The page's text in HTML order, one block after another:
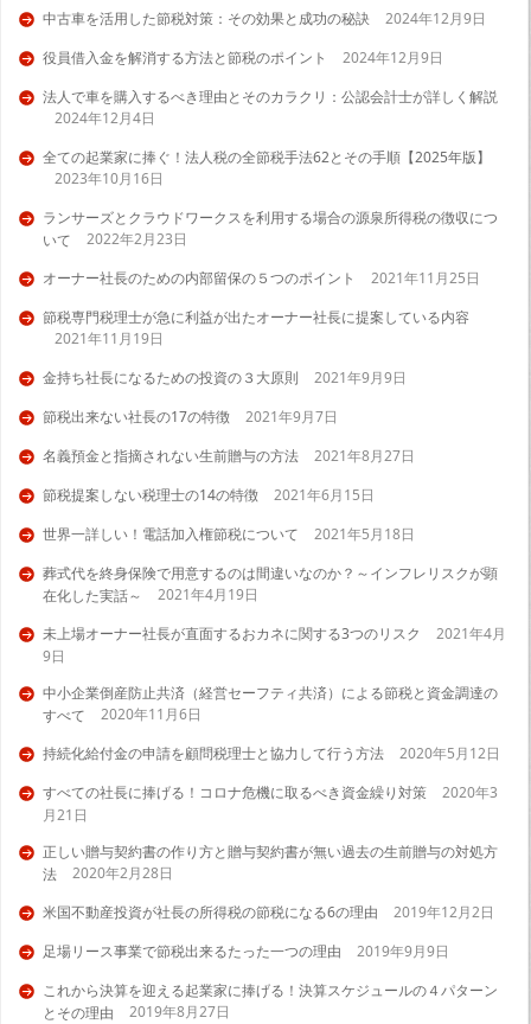
中古車を活用した節税対策：その効果と成功の秘訣
2024年12月9日
役員借入金を解消する方法と節税のポイント
2024年12月9日
法人で車を購入するべき理由とそのカラクリ：公認会計士が詳しく解説
2024年12月4日
全ての起業家に捧ぐ！法人税の全節税手法62とその手順【2025年版】
2023年10月16日
ランサーズとクラウドワークスを利用する場合の源泉所得税の徴収につ
いて
2022年2月23日
オーナー社長のための内部留保の５つのポイント
2021年11月25日
節税専門税理士が急に利益が出たオーナー社長に提案している内容
2021年11月19日
金持ち社長になるための投資の３大原則
2021年9月9日
節税出来ない社長の17の特徴
2021年9月7日
名義預金と指摘されない生前贈与の方法
2021年8月27日
節税提案しない税理士の14の特徴
2021年6月15日
世界一詳しい！電話加入権節税について
2021年5月18日
葬式代を終身保険で用意するのは間違いなのか？～インフレリスクが顕
在化した実話～
2021年4月19日
未上場オーナー社長が直面するおカネに関する3つのリスク
2021年4月
9日
中小企業倒産防止共済（経営セーフティ共済）による節税と資金調達の
すべて
2020年11月6日
持続化給付金の申請を顧問税理士と協力して行う方法
2020年5月12日
すべての社長に捧げる！コロナ危機に取るべき資金繰り対策
2020年3
月21日
正しい贈与契約書の作り方と贈与契約書が無い過去の生前贈与の対処方
法
2020年2月28日
米国不動産投資が社長の所得税の節税になる6の理由
2019年12月2日
足場リース事業で節税出来るたった一つの理由
2019年9月9日
これから決算を迎える起業家に捧げる！決算スケジュールの４パターン
とその理由
2019年8月27日